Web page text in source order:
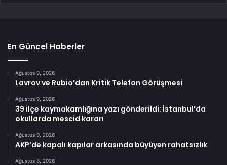
En Güncel Haberler
Ağustos 9, 2026
Lavrov ve Rubio’dan Kritik Telefon Görüşmesi
Ağustos 9, 2026
39 ilçe kaymakamlığına yazı gönderildi: İstanbul’da
okullarda mescid kararı
Ağustos 9, 2026
AKP’de kapalı kapılar arkasında büyüyen rahatsızlık
Ağustos 8, 2026